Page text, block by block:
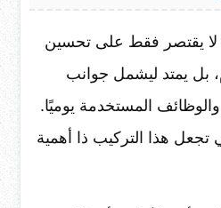
لا يقتصر فقط على تحسين
بل يمتد ليشمل جوانب
المستخدمة يوميًا.
تجعل هذا التركيب ذا أهمية